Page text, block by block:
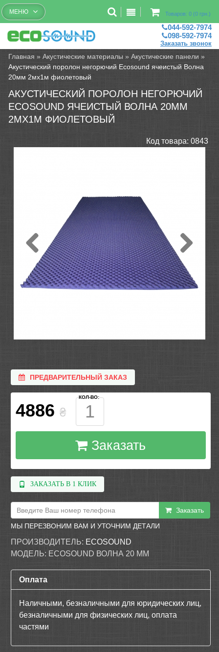
Бесплатный рассчет помещений
Товаров: 0 (0 грн.)
МЕНЮ
044-592-7974
098-592-7974
Заказать звонок
Главная »Акустические материалы »Акустические панели »
Акустический поролон негорючий Ecosound ячеистый Волна
20мм 2мх1м фиолетовый
АКУСТИЧЕСКИЙ ПОРОЛОН НЕГОРЮЧИЙ
ECOSOUND ЯЧЕИСТЫЙ ВОЛНА 20ММ
2МХ1М ФИОЛЕТОВЫЙ
Код товара: 0843
ПРЕДВАРИТЕЛЬНЫЙ ЗАКАЗ
4886 ₴
КОЛ-ВО:
Заказать
ЗАКАЗАТЬ В 1 КЛИК
Заказать
МЫ ПЕРЕЗВОНИМ ВАМ И УТОЧНИМ ДЕТАЛИ
ПРОИЗВОДИТЕЛЬ: ECOSOUND
МОДЕЛЬ: ECOSOUND ВОЛНА 20 ММ
Оплата
Наличными, безналичными для юридических лиц,
безналичными для физических лиц, оплата
частями